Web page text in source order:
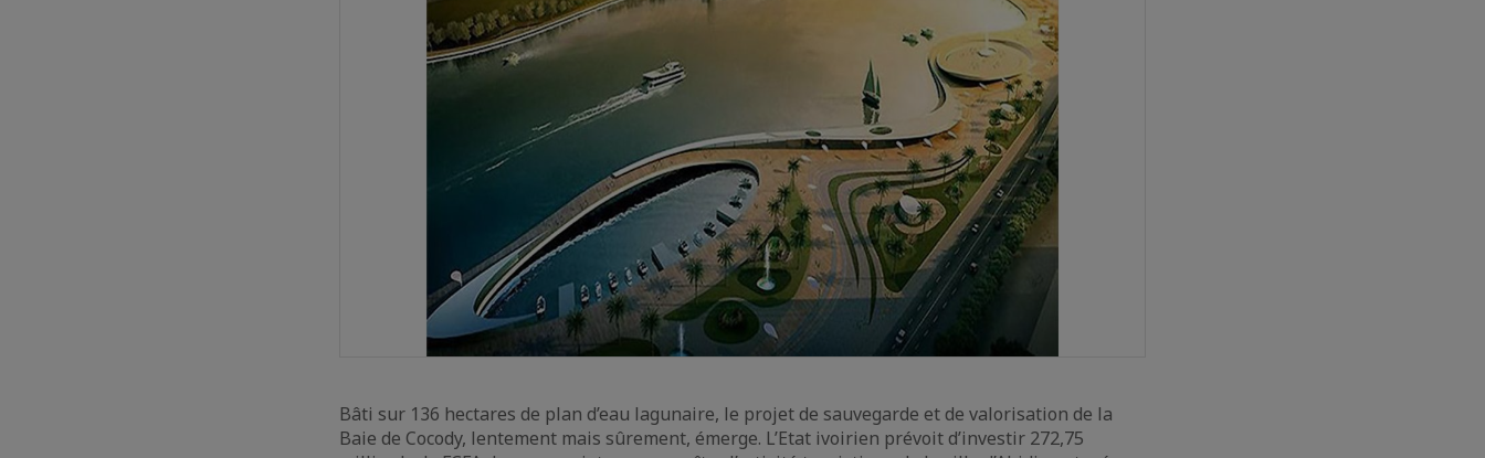
Bâti sur 136 hectares de plan d’eau lagunaire, le projet de sauvegarde et de valorisation de la
Baie de Cocody, lentement mais sûrement, émerge. L’Etat ivoirien prévoit d’investir 272,75